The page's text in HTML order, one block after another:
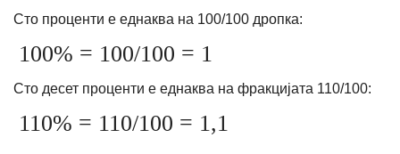
Сто проценти е еднаква на 100/100 дропка:
100% = 100/100 = 1
Сто десет проценти е еднаква на фракцијата 110/100:
110% = 110/100 = 1,1